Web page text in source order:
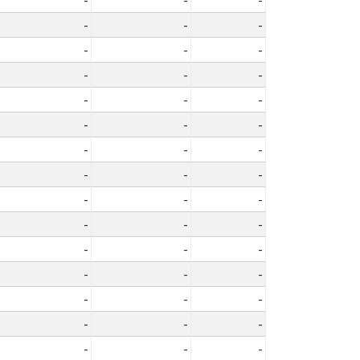
-
-
-
-
-
-
-
-
-
-
-
-
-
-
-
-
-
-
-
-
-
-
-
-
-
-
-
-
-
-
-
-
-
-
-
-
-
-
-
-
- -